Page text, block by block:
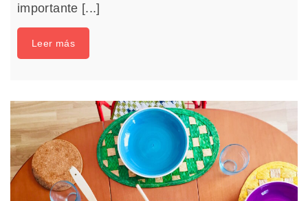
importante [...]
Leer más